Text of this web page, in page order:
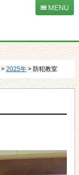
MENU
> 2025年 > 防犯教室